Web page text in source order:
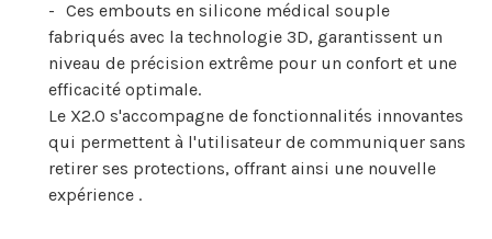
Ces embouts en silicone médical souple
fabriqués avec la technologie 3D, garantissent un
niveau de précision extrême pour un confort et une
efficacité optimale.
Le X2.0 s'accompagne de fonctionnalités innovantes
qui permettent à l'utilisateur de communiquer sans
retirer ses protections, offrant ainsi une nouvelle
expérience .